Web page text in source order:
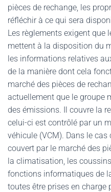
pièces de rechange, les
réfléchir à ce qui sera
Les règlements exigent
mettent à la disposition du
les informations relatives
de la manière dont cela
marché des pièces de
actuellement que le groupe
des émissions. Il couvre la
celui-ci est contrôlé par un
véhicule (VCM). Dans le cas
couvert par le marché des
la climatisation, les
fonctions informatiques de
toutes être prises en charge